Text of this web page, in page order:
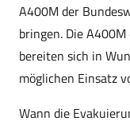
A400M der
bringen. Die
bereiten sich in
möglichen Einsatz
Wann die